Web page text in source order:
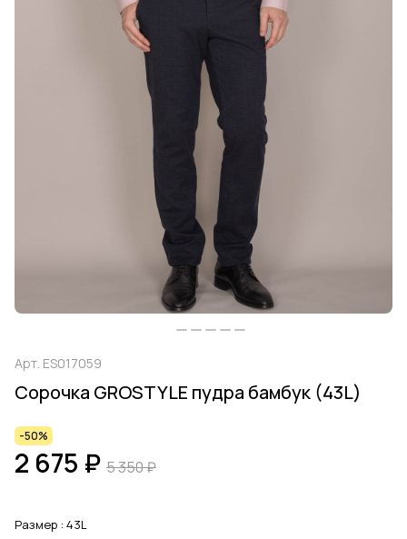
Арт. ES017059
Сорочка GROSTYLE пудра бамбук (43L)
-50%
2 675 ₽ 5 350 ₽
Размер : 43L